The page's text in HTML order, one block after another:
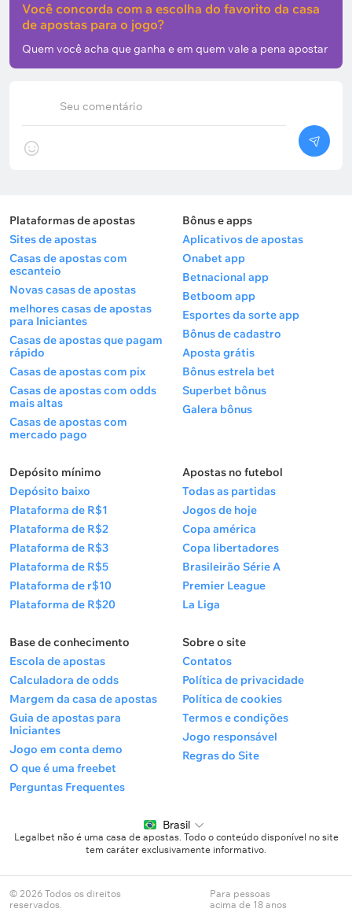
Seu comentário
Você concorda com a escolha do favorito da casa
de apostas para o jogo?
Quem você acha que ganha e em quem vale a pena apostar
Plataformas de apostas
Sites de apostas
Casas de apostas com
escanteio
Novas casas de apostas
melhores casas de apostas
para Iniciantes
Casas de apostas que pagam
rápido
Casas de apostas com pix
Casas de apostas com odds
mais altas
Casas de apostas com
mercado pago
Bônus e apps
Aplicativos de apostas
Onabet app
Betnacional app
Betboom app
Esportes da sorte app
Bônus de cadastro
Aposta grátis
Bônus estrela bet
Superbet bônus
Galera bônus
Depósito mínimo
Depósito baixo
Plataforma de R$1
Plataforma de R$2
Plataforma de R$3
Plataforma de R$5
Plataforma de r$10
Plataforma de R$20
Apostas no futebol
Todas as partidas
Jogos de hoje
Copa américa
Copa libertadores
Brasileirão Série A
Premier League
La Liga
Base de conhecimento
Escola de apostas
Calculadora de odds
Margem da casa de apostas
Guia de apostas para
Iniciantes
Jogo em conta demo
O que é uma freebet
Perguntas Frequentes
Sobre o site
Contatos
Política de privacidade
Política de cookies
Termos e condições
Jogo responsável
Regras do Site
Brasil
Legalbet não é uma casa de apostas. Todo o conteúdo disponível no site
tem caráter exclusivamente informativo.
© 2026 Todos os direitos
reservados.
Para pessoas
acima de 18 anos